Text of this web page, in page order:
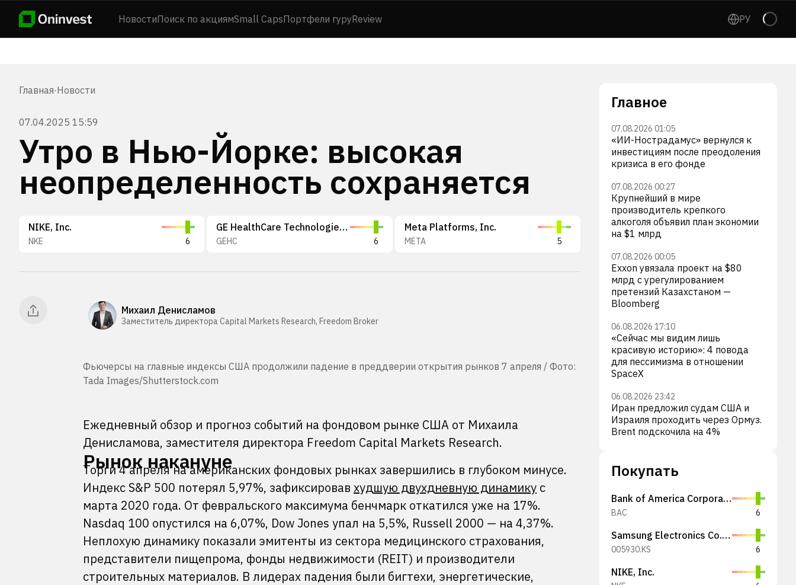
НовостиПоиск по акциямSmall CapsПортфели гуруReview РУ
Главная·Новости
07.04.2025 15:59
Утро в Нью-Йорке: высокая
неопределенность сохраняется
NIKE, Inc.
NKE 6
GE HealthCare Technologies Inc.
GEHC 6
Meta Platforms, Inc.
META 5
Михаил Денисламов
Заместитель директора Capital Markets Research, Freedom Broker
Фьючерсы на главные индексы США продолжили падение в преддверии открытия рынков 7 апреля / Фото:
Tada Images/Shutterstock.com
Ежедневный обзор и прогноз событий на фондовом рынке США от Михаила
Денисламова, заместителя директора Freedom Capital Markets Research.
Рынок накануне
Торги 4 апреля на американских фондовых рынках завершились в глубоком минусе.
Индекс S&P 500 потерял 5,97%, зафиксировав худшую двухдневную динамику с
марта 2020 года. От февральского максимума бенчмарк откатился уже на 17%.
Nasdaq 100 опустился на 6,07%, Dow Jones упал на 5,5%, Russell 2000 — на 4,37%.
Неплохую динамику показали эмитенты из сектора медицинского страхования,
представители пищепрома, фонды недвижимости (REIT) и производители
строительных материалов. В лидерах падения были бигтехи, энергетические,
Главное
07.08.2026 01:05
«ИИ-Нострадамус» вернулся к
инвестициям после преодоления
кризиса в его фонде
07.08.2026 00:27
Крупнейший в мире
производитель крепкого
алкоголя объявил план экономии
на $1 млрд
07.08.2026 00:05
Exxon увязала проект на $80
млрд с урегулированием
претензий Казахстаном —
Bloomberg
06.08.2026 17:10
«Сейчас мы видим лишь
красивую историю»: 4 повода
для пессимизма в отношении
SpaceX
06.08.2026 23:42
Иран предложил судам США и
Израиля проходить через Ормуз.
Brent подскочила на 4%
Покупать
Bank of America Corporation
BAC 6
Samsung Electronics Co., Ltd.
005930.KS 6
NIKE, Inc.